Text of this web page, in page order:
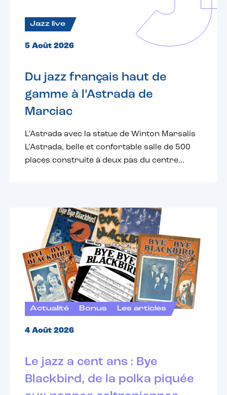
Jazz live
5 Août 2026
Du jazz français haut de
gamme à l’Astrada de
Marciac
L'Astrada avec la statue de Winton Marsalis
L’Astrada, belle et confortable salle de 500
places construite à deux pas du centre...
Actualité Bonus Les articles
4 Août 2026
Le jazz a cent ans : Bye
Blackbird, de la polka piquée